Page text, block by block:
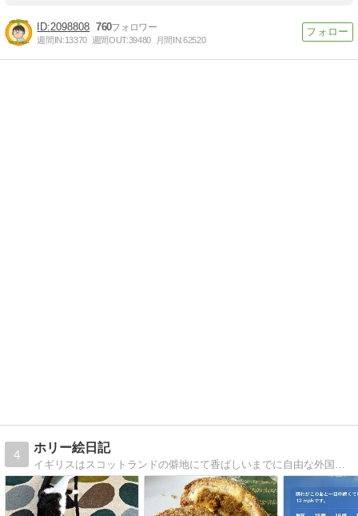
2098808 760
週間IN:13370 週間OUT:39480 月間IN:62520
4
ホリー絵日記